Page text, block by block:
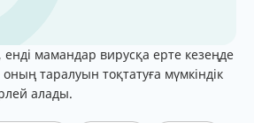
мамандар вирусқа ерте кезеңде
таралуын тоқтатуға мүмкіндік
алады.